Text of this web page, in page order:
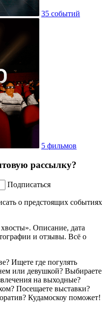
35 событий
5 фильмов
рассылку?
Подписаться
о предстоящих событиях
Описание, дата
и отзывы. Всё о
Ищете где погулять
или девушкой? Выбираете
на выходные?
Посещаете выставки?
Кудамоскоу поможет!